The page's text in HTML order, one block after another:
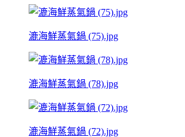
漉海鮮蒸氣鍋 (75).jpg
漉海鮮蒸氣鍋 (78).jpg
漉海鮮蒸氣鍋 (72).jpg